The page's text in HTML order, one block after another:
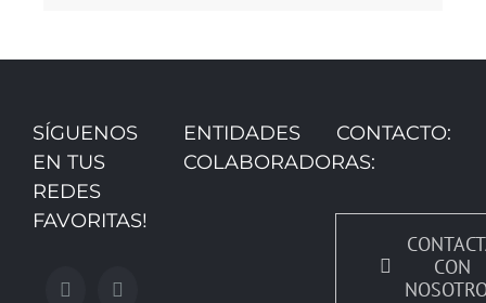
SÍGUENOS
EN TUS
REDES
FAVORITAS!
ENTIDADES
COLABORADORAS:
CONTACTO:
CON